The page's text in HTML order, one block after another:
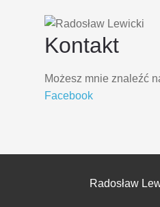
Kontakt
Możesz mnie znaleźć
Facebook
Radosław